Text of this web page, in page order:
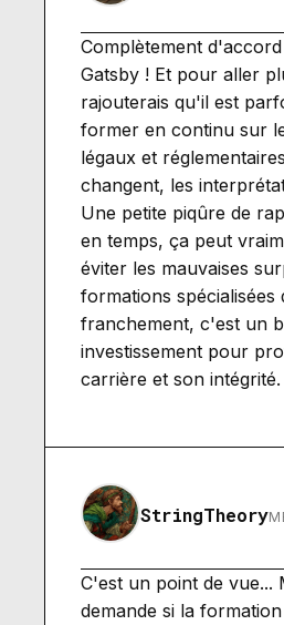
Complètement
Gatsby ! Et pour aller
rajouterais qu'il est
former en continu sur
légaux et
changent, les
Une petite piqûre de
en temps, ça peut
éviter les mauvaises
formations spécialisées
franchement, c'est un
investissement pour
carrière et son intégrité.
StringTheory
C'est un point de vue...
demande si la